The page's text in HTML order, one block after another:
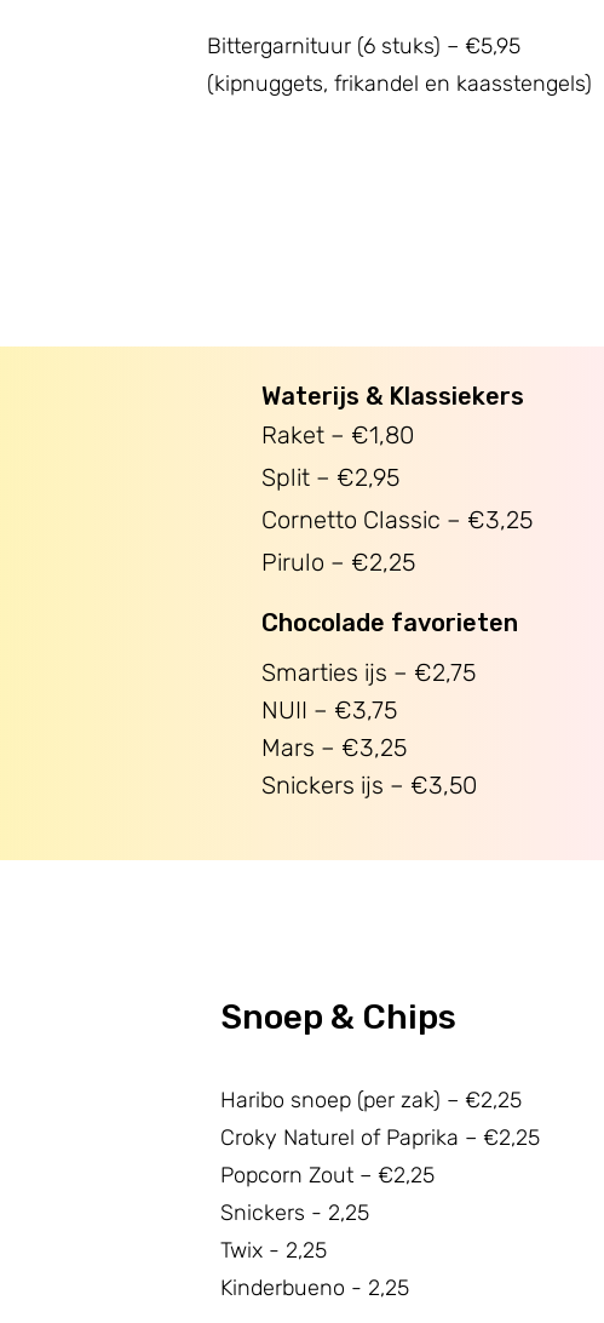
Bittergarnituur (6 stuks) – €5,95
(kipnuggets, frikandel en kaasstengels)
Raket – €1,80
Split – €2,95
Cornetto Classic – €3,25
Pirulo – €2,25
Waterijs & Klassiekers
Chocolade favorieten
Smarties ijs – €2,75
NUII – €3,75
Mars – €3,25
Snickers ijs – €3,50
Snoep & Chips
Haribo snoep (per zak) – €2,25
Croky Naturel of Paprika – €2,25
Popcorn Zout – €2,25
Snickers - 2,25
Twix - 2,25
Kinderbueno - 2,25